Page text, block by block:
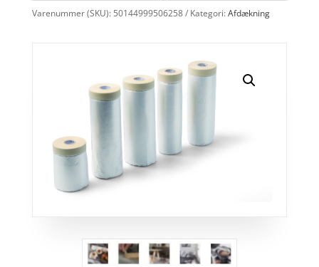
Varenummer (SKU): 50144999506258 Kategori:Afdækning